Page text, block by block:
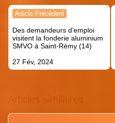
Navigation
l’article
Article Précédent
Des demandeurs d’emploi
visitent la fonderie aluminium
SMVO à Saint-Rémy (14)
27 Fév, 2024